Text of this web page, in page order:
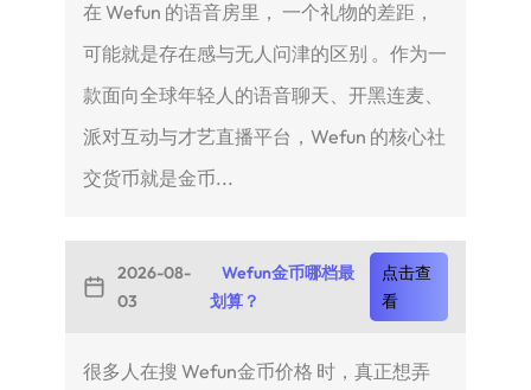
在 Wefun 的语音房里， 一个礼物的差距，
可能就是存在感与无人问津的区别 。作为一
款面向全球年轻人的语音聊天、开黑连麦、
派对互动与才艺直播平台，Wefun 的核心社
交货币就是金币...
2026-08-
03
Wefun金币哪档最
划算？
点击查
看
很多人在搜 Wefun金币价格 时，真正想弄